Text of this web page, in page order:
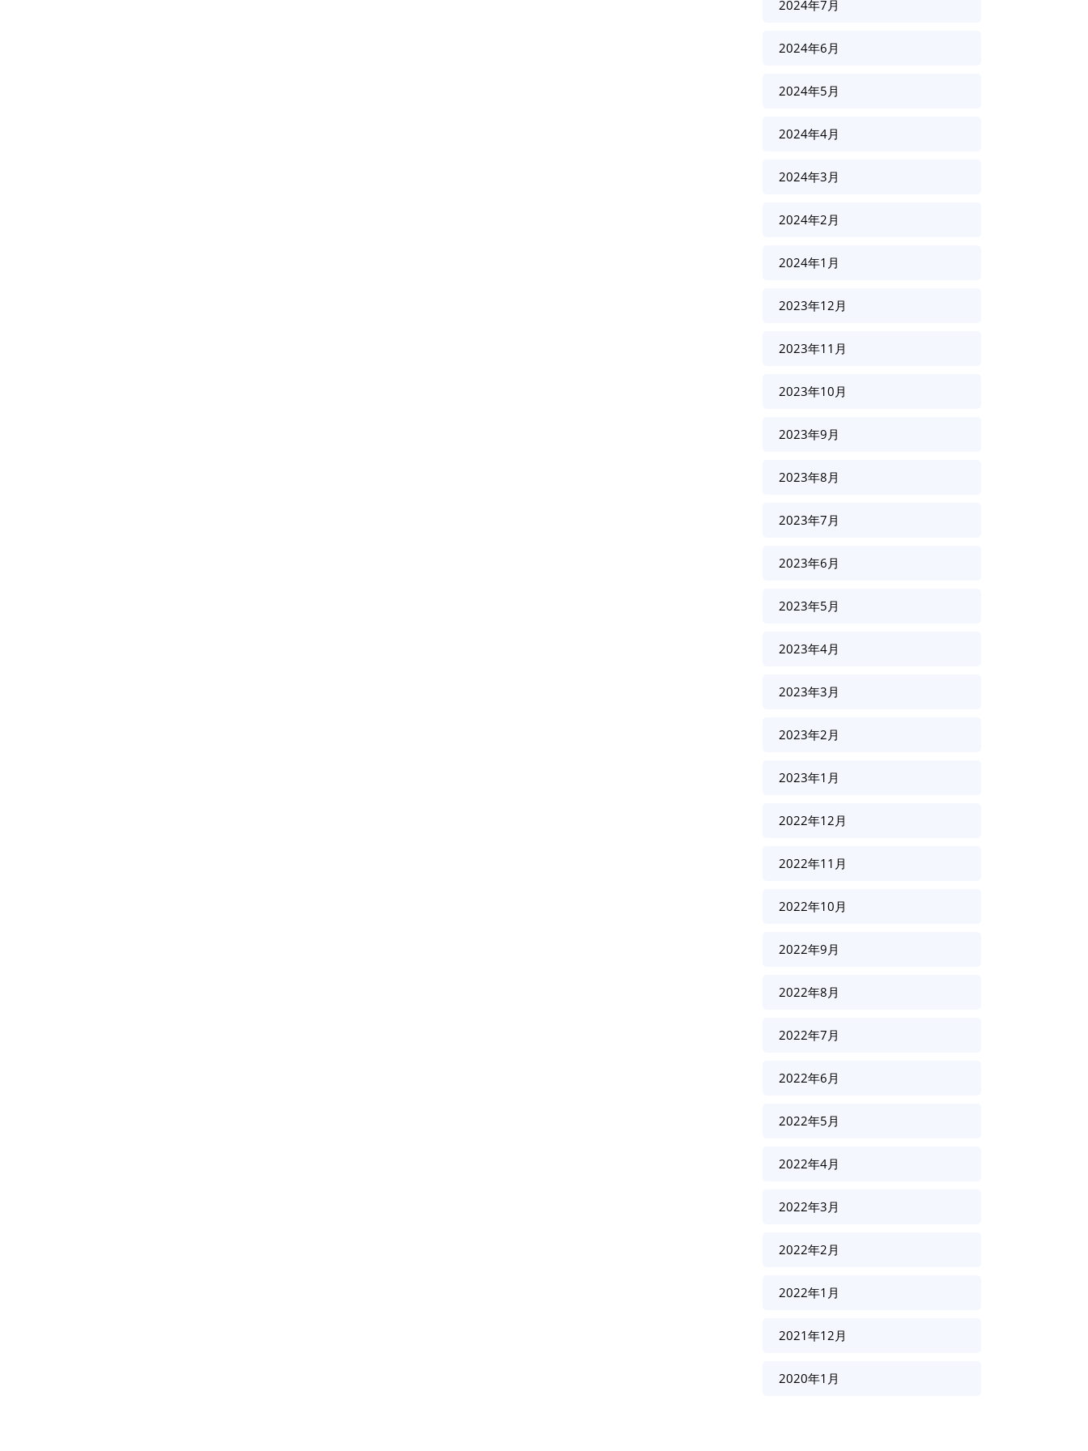
2024年7月
2024年6月
2024年5月
2024年4月
2024年3月
2024年2月
2024年1月
2023年12月
2023年11月
2023年10月
2023年9月
2023年8月
2023年7月
2023年6月
2023年5月
2023年4月
2023年3月
2023年2月
2023年1月
2022年12月
2022年11月
2022年10月
2022年9月
2022年8月
2022年7月
2022年6月
2022年5月
2022年4月
2022年3月
2022年2月
2022年1月
2021年12月
2020年1月